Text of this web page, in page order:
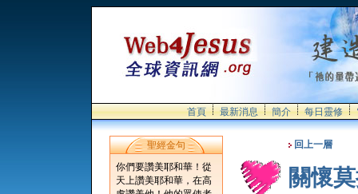
首頁 最新消息 簡介 每日靈修
聖經金句
你們要讚美耶和華！從
天上讚美耶和華，在高
回上一層
關懷